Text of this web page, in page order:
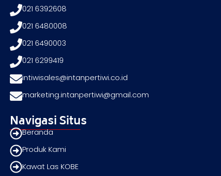
021 6392608
021 6480008
021 6490003
021 6299419
intiwisales@intanpertiwi.co.id
marketing.intanpertiwi@gmail.com
Navigasi Situs
Beranda
Produk Kami
Kawat Las KOBE